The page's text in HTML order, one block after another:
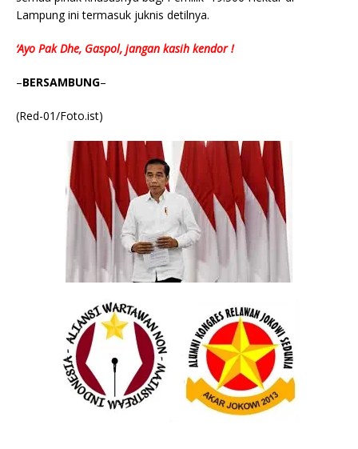
Lampung ini termasuk juknis detilnya.
‘Ayo Pak Dhe, Gaspol, jangan kasih kendor !
–BERSAMBUNG–
(Red-01/Foto.ist)